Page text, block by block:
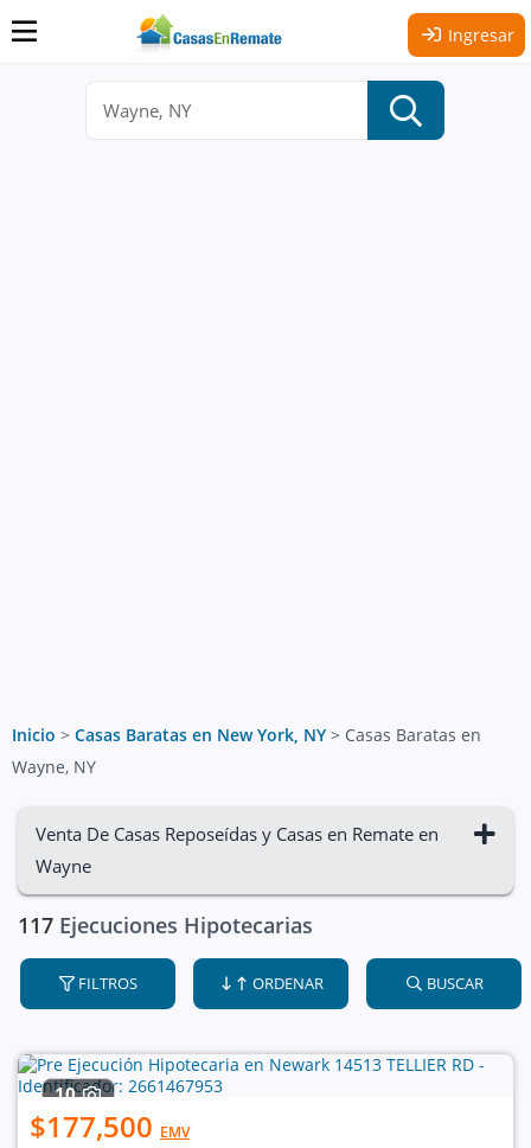
Ingresar
Inicio > Casas Baratas en New York, NY > Casas Baratas en
Wayne, NY
Venta De Casas Reposeídas y Casas en Remate en
Wayne
117 Ejecuciones Hipotecarias
FILTROS ORDENAR BUSCAR
10
$177,500 EMV